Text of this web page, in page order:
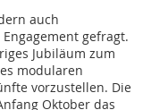
auch
gefragt.
Jubiläum zum
modularen
vorzustellen. Die
Oktober das